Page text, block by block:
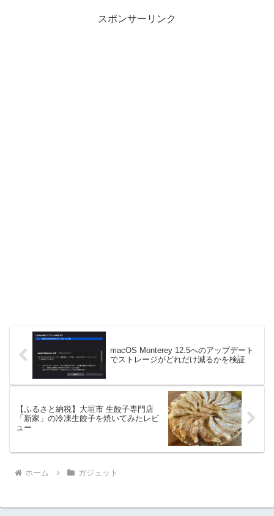
スポンサーリンク
macOS Monterey 12.5へのアップデート
でストレージがどれだけ減るかを検証
【ふるさと納税】大垣市 生餃子専門店
「新家」の冷凍生餃子を焼いてみたレビ
ュー
ホーム ガジェット